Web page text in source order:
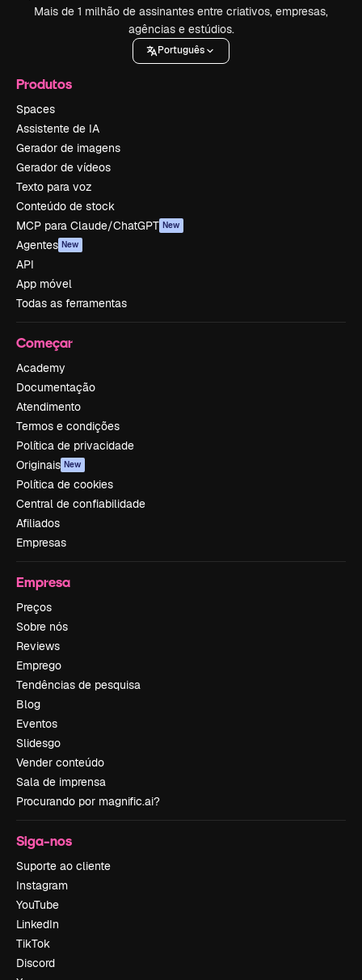
Mais de 1 milhão de assinantes entre criativos, empresas,
agências e estúdios.
Português
Produtos
Spaces
Assistente de IA
Gerador de imagens
Gerador de vídeos
Texto para voz
Conteúdo de stock
MCP para Claude/ChatGPT New
Agentes New
API
App móvel
Todas as ferramentas
Começar
Academy
Documentação
Atendimento
Termos e condições
Política de privacidade
Originais New
Política de cookies
Central de confiabilidade
Afiliados
Empresas
Empresa
Preços
Sobre nós
Reviews
Emprego
Tendências de pesquisa
Blog
Eventos
Slidesgo
Vender conteúdo
Sala de imprensa
Procurando por magnific.ai?
Siga-nos
Suporte ao cliente
Instagram
YouTube
LinkedIn
TikTok
Discord